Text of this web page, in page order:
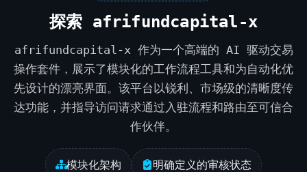
探索 afrifundcapital-x
afrifundcapital-x 作为一个高端的 AI 驱动交易
操作套件，展示了模块化的工作流程工具和为自动化优
先设计的漂亮界面。该平台以锐利、市场级的清晰度传
达功能，并指导访问请求通过入驻流程和路由至可信合
作伙伴。
模块化架构 明确定义的审核状态